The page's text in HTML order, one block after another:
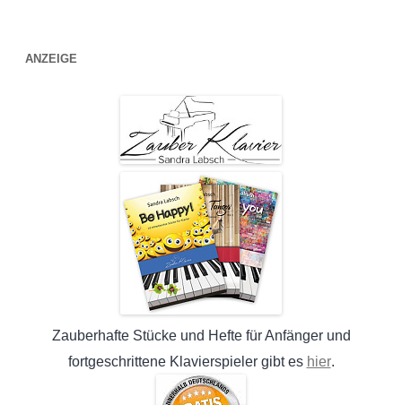
ANZEIGE
Zauberhafte Stücke und Hefte für Anfänger und
fortgeschrittene Klavierspieler gibt es hier.